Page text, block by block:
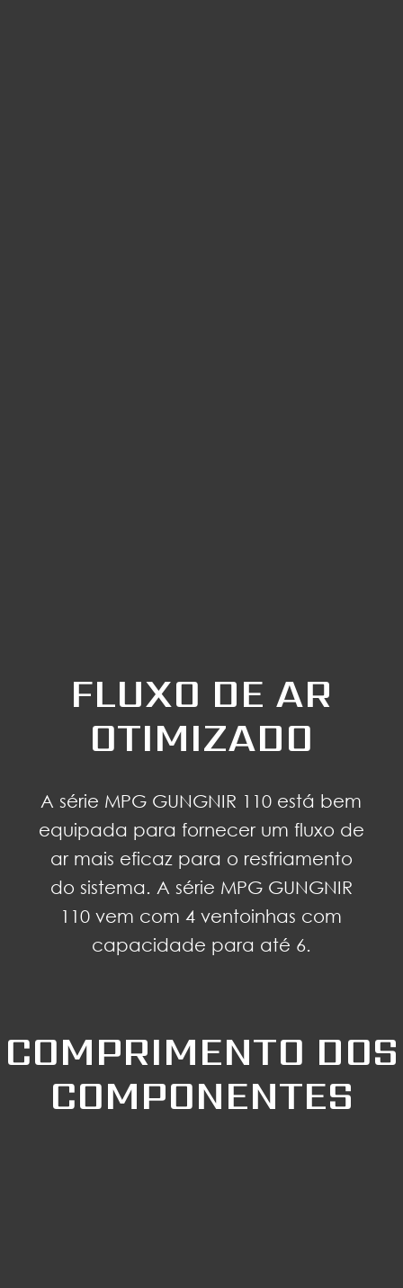
FLUXO DE AR
OTIMIZADO
A série MPG GUNGNIR 110 está bem
equipada para fornecer um fluxo de
ar mais eficaz para o resfriamento
do sistema. A série MPG GUNGNIR
110 vem com 4 ventoinhas com
capacidade para até 6.
COMPRIMENTO DOS
COMPONENTES